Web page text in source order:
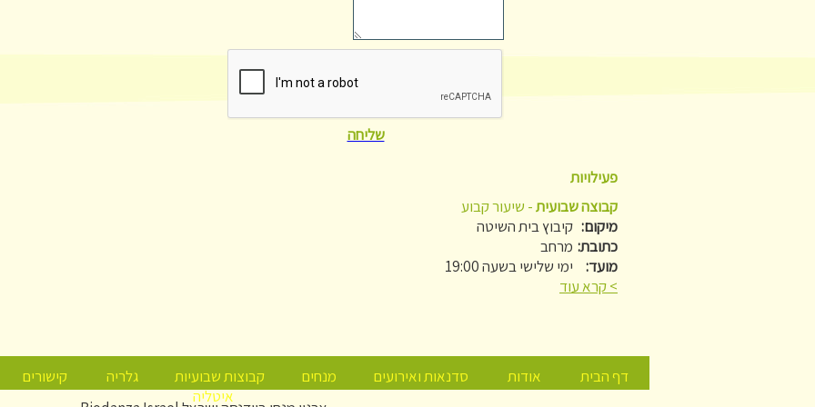
שליחה
פעילויות
קבוצה שבועית- שיעור קבוע
מיקום: קיבוץ בית השיטה
כתובת: מרחב
מועד:
ימי שלישי בשעה 19:00
> קרא עוד
דף הבית אודות סדנאות ואירועים מנחים קבוצות שבועיות גלריה קישורים
איטליה